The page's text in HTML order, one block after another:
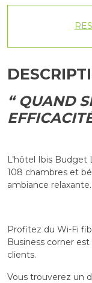
“ QUAND
L’hôtel Ibis Budget
108 chambres et
ambiance relaxante.
Profitez du Wi-Fi
Business corner
clients.
Vous trouverez un